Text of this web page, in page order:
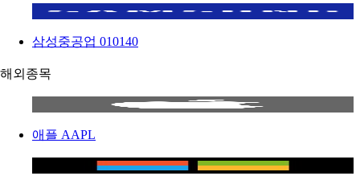
삼성중공업 010140
해외종목
애플 AAPL